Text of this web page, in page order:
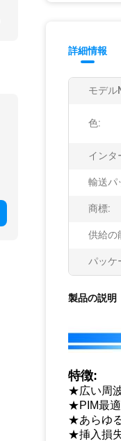
詳細情報
モデル
色:
インタ
輸送パ
商標:
供給の
パッケ
製品の説明
特徴:
★広い周
★PIM最
★あらゆ
★挿入損